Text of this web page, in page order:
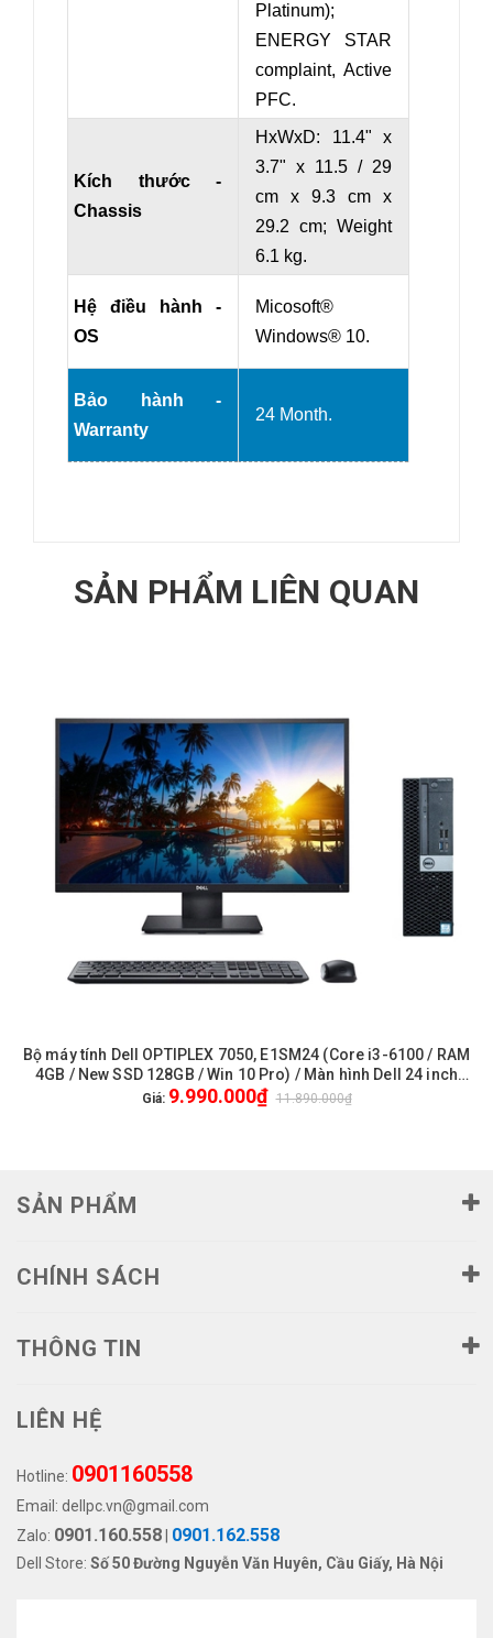
Platinum);
ENERGY STAR
complaint, Active
PFC.
Kích thước -
Chassis
HxWxD: 11.4" x
3.7" x 11.5 / 29
cm x 9.3 cm x
29.2 cm; Weight
6.1 kg.
Hệ điều hành -
OS
Micosoft®
Windows® 10.
Bảo hành -
Warranty
24 Month.
SẢN PHẨM LIÊN QUAN
Bộ máy tính Dell OPTIPLEX 7050, E1SM24 (Core i3-6100 / RAM
4GB / New SSD 128GB / Win 10 Pro) / Màn hình Dell 24 inch
FullHD / Chuột phím Dell
Giá: 9.990.000₫ 11.890.000₫
SẢN PHẨM
CHÍNH SÁCH
THÔNG TIN
LIÊN HỆ
Hotline: 0901160558
Email: dellpc.vn@gmail.com
Zalo: 0901.160.558 0901.162.558
Dell Store: Số 50 Đường Nguyễn Văn Huyên, Cầu Giấy, Hà Nội